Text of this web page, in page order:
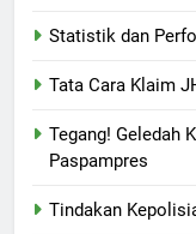
Statistik dan
Tata Cara Klaim
Tegang! Geledah
Paspampres
Tindakan